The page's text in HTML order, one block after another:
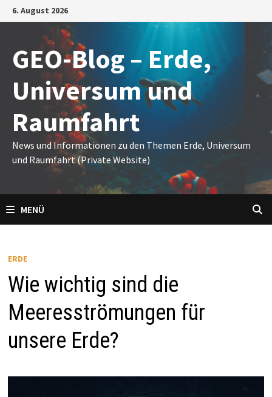
Zum
Inhalt
6. August 2026
GEO-Blog – Erde,
Universum und
Raumfahrt
News und Informationen zu den Themen Erde, Universum
und Raumfahrt (Private Website)
MENÜ
ERDE
Wie wichtig sind die
Meeresströmungen für
unsere Erde?